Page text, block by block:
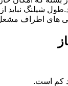
اطراف مشعل
کم است.